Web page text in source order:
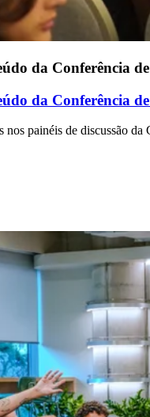
da Conferência
da Conferência
nos painéis de discussão